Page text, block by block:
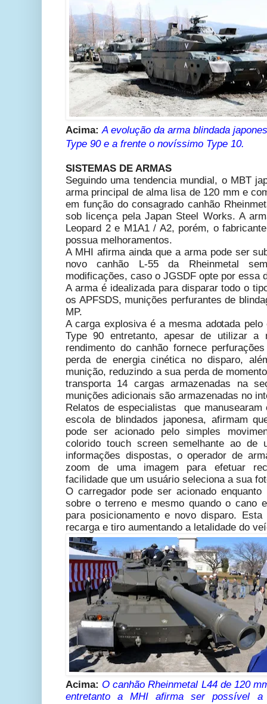
Acima: A evolução da arma blindada
Type 90 e a frente o novíssimo Type 10.
SISTEMAS DE ARMAS
Seguindo uma tendencia mundial, o MBT
arma principal de alma lisa de 120 mm e
em função do consagrado canhão
sob licença pela Japan Steel Works. A
Leopard 2 e M1A1 / A2, porém, o
possua melhoramentos.
A MHI afirma ainda que a arma pode ser
novo canhão L-55 da Rheinmetal
modificações, caso o JGSDF opte por essa
A arma é idealizada para disparar todo o
os APFSDS, munições perfurantes de
MP.
A carga explosiva é a mesma adotada
Type 90 entretanto, apesar de utilizar a
rendimento do canhão fornece
perda de energia cinética no disparo,
munição, reduzindo a sua perda de
transporta 14 cargas armazenadas na
munições adicionais são armazenadas no
Relatos de especialistas que
escola de blindados japonesa, afirmam
pode ser acionado pelo simples
colorido touch screen semelhante ao de
informações dispostas, o operador de
zoom de uma imagem para efetuar
facilidade que um usuário seleciona a sua
O carregador pode ser acionado
sobre o terreno e mesmo quando o cano
para posicionamento e novo disparo.
recarga e tiro aumentando a letalidade do
Acima: Ocanhão Rheinmetal L44 de 120
entretanto a MHI afirma ser possível